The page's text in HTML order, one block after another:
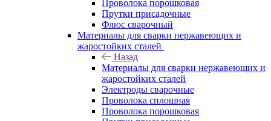
Проволока порошковая
Прутки присадочные
Флюс сварочный
Материалы для сварки нержавеющих и
жаростойких сталей
Назад
Материалы для сварки нержавеющих и
жаростойких сталей
Электроды сварочные
Проволока сплошная
Проволока порошковая